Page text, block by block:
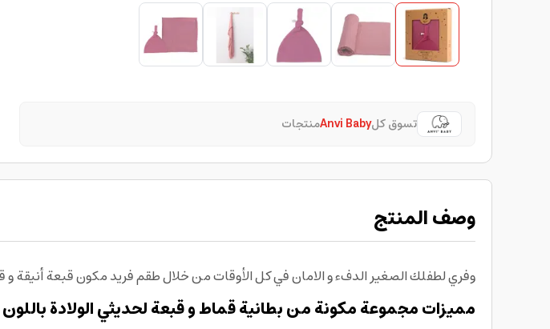
تسوق كلAnvi Babyمنتجات
وصف المنتج
وفري لطفلك الصغير الدفء و الامان في كل الأوقات من خلال طقم فريد مكون قبعة
مميزات مجموعة مكونة من بطانية قماط و قبعة لحديثي الولادة